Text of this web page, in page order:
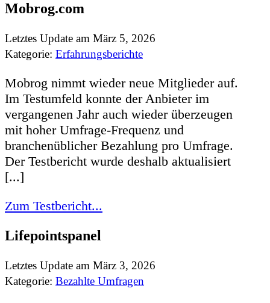
Mobrog.com
Letztes Update am März 5, 2026
Kategorie: Erfahrungsberichte
Mobrog nimmt wieder neue Mitglieder auf.
Im Testumfeld konnte der Anbieter im
vergangenen Jahr auch wieder überzeugen
mit hoher Umfrage-Frequenz und
branchenüblicher Bezahlung pro Umfrage.
Der Testbericht wurde deshalb aktualisiert
[...]
Zum Testbericht...
Lifepointspanel
Letztes Update am März 3, 2026
Kategorie: Bezahlte Umfragen